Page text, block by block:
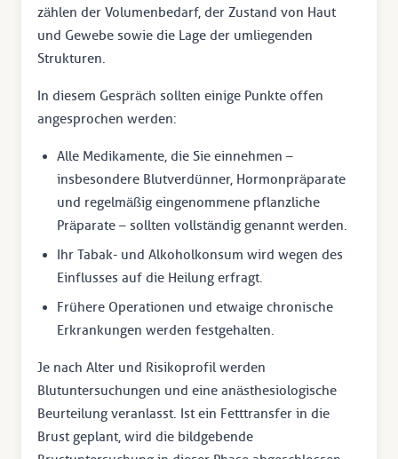
zählen der Volumenbedarf, der Zustand von Haut
und Gewebe sowie die Lage der umliegenden
Strukturen.
In diesem Gespräch sollten einige Punkte offen
angesprochen werden:
Alle Medikamente, die Sie einnehmen –
insbesondere Blutverdünner, Hormonpräparate
und regelmäßig eingenommene pflanzliche
Präparate – sollten vollständig genannt werden.
Ihr Tabak- und Alkoholkonsum wird wegen des
Einflusses auf die Heilung erfragt.
Frühere Operationen und etwaige chronische
Erkrankungen werden festgehalten.
Je nach Alter und Risikoprofil werden
Blutuntersuchungen und eine anästhesiologische
Beurteilung veranlasst. Ist ein Fetttransfer in die
Brust geplant, wird die bildgebende